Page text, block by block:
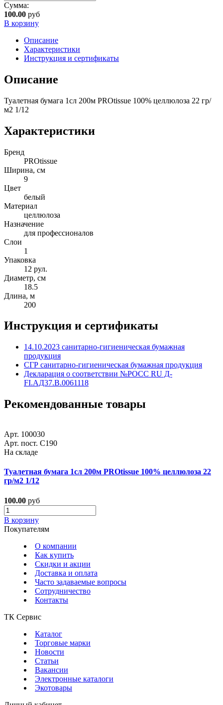
Сумма:
100.00 руб
В корзину
Описание
Характеристики
Инструкция и сертификаты
Описание
Туалетная бумага 1сл 200м PROtissue 100% целлюлоза 22 гр/
м2 1/12
Характеристики
Бренд
PROtissue
Ширина, см
9
Цвет
белый
Материал
целлюлоза
Назначение
для профессионалов
Слои
1
Упаковка
12 рул.
Диаметр, см
18.5
Длина, м
200
Инструкция и сертификаты
14.10.2023 санитарно-гигиеническая бумажная
продукция
СГР санитарно-гигиеническая бумажная продукция
Декларация о соответствии №РОСС RU Д-
FI.АД37.В.0061118
Рекомендованные товары
Арт. 100030
Арт. пост. С190
На складе
Туалетная бумага 1сл 200м PROtissue 100% целлюлоза 22
гр/м2 1/12
100.00 руб
В корзину
Покупателям
О компании
Как купить
Скидки и акции
Доставка и оплата
Часто задаваемые вопросы
Сотрудничество
Контакты
ТК Сервис
Каталог
Торговые марки
Новости
Статьи
Вакансии
Электронные каталоги
Экотовары